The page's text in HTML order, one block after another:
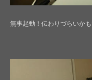
無事起動！伝わりづらいか